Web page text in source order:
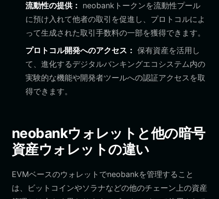
流動性の提供： neobankトークンを流動性プール
に預け入れて他者の取引を促進し、プロトコルによ
って生成された取引手数料の一部を獲得できます。
プロトコル開発へのアクセス： 保有資産を活用し
て、進化するデジタルバンキングエコシステム内の
実験的な機能や開発者ツールへの認証アクセスを取
得できます。
neobankウォレットと他の暗号
資産ウォレットの違い
EVMベースのウォレットでneobankを管理すること
は、ビットコインやソラナなどの他のチェーン上の資産